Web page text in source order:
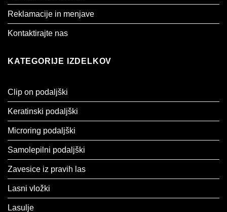
Reklamacije in menjave
Kontaktirajte nas
KATEGORIJE IZDELKOV
Clip on podaljški
Keratinski podaljški
Microring podaljški
Samolepilni podaljški
Zavesice iz pravih las
Lasni vložki
Lasulje